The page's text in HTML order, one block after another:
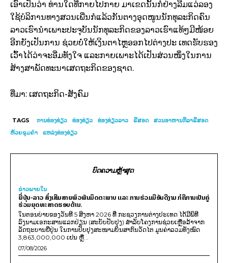
ເອົາ​ເປັນ​ວ່າ ທ່ານ​ໃດ​ທີ່​ກາຍ­ໄປ​ກາຍ ມາ​ເຂດ​ນັ້ນ​ກໍ​ຢ່າງ​ລືມ​ແວ່​ລອງ​
ໃຊ້​ບໍ​ລິການ​ທາງ​ສວນ​ເພີ່ນ​ກໍ​ແລ້ວ​ກັນ​ຕາງ​ອຸດ​ໜູນ​ນັກ­ທຸ­ລະ­ກິດ​ຄົນ​
ລາວ​ເຮົາ​ນຳເພາະ​ປະ­ຈຸ​ບັນ​ນັກ­ທຸ­ລະ­ກິດ​ຂອງ​ລາວເຮົາ​ແທ້ໆ​ມີ​ໜ້ອຍ​
ອີກ​ຍັງ​ເປັນ​ການ ຊ່ວຍ​ບໍ່​ໃຫ້​ເງິນ­ຕາ​ໄຫຼ​ອອກ​ໄປ​ຕ່າງ​ປະ ເທດ​ຮັບ­ຮອງ​
ເວົ້າ​ໄດ້​ວ່າ​ຈະ​ອີ່ມ​ທັງ​ໃຈ ແລະ​ກາຍ​ເພາະ​ໄດ້​ເປັນ​ສ່ວນ​ໜຶ່ງ​ໃນ​ການ​
ສ້າງ­ສາ​ພັດ­ທະ­ນາ​ເສດ­ຖະ­ກິດ​ຂອງ​ຊາດ.
ທີ່ມາ: ເສດຖະກິດ-ສັງຄົມ
TAGS ການທ່ອງທ່ຽວ ທ່ອງທ່ຽວ ທ່ອງທ່ຽວລາວ ຣີສອດ
ສວນອາຫານກີລາຣີສອດ
ຫ້ວຍຂຸມຄຳ
ແຫລ່ງ​ທ່ອງ​ທ່ຽວ
ບົດຄວາມຫຼ້າສຸດ
ຂ່າວພາຍ​ໃນ
ຍີ່ປຸ່ນ-ລາວ ສົ່ງເສີມສາຍພົວພັນມິດຕະພາບ ແລະ ການຮ່ວມມືອັນດີງາມ ກໍຄືການເປັນຄູ່
ຮ່ວມຍຸດທະສາດຮອບດ້ານ.
ໃນຕອນບ່າຍຂອງວັນທີ 5 ສິງຫາ 2026 ທີ່ ກະຊວງການຕ່າງປະເທດ ໄດ້ມີພິທີ
ລົງນາມເອກະສານແລກປ່ຽນ (ສະບັບປັບປຸງ) ສໍາລັບໂຄງການຊ່ວຍເຫຼືອລ້າຈາກ
ລັດຖະບານຍີ່ປຸ່ນ ໃນການປັບປຸງສະໜາມບິນສາກົນວັດໄຕ ມູນຄ່າລວມທັງໝົດ
3,863,000,000 ເຢນ ຫຼື...
07/08/2026